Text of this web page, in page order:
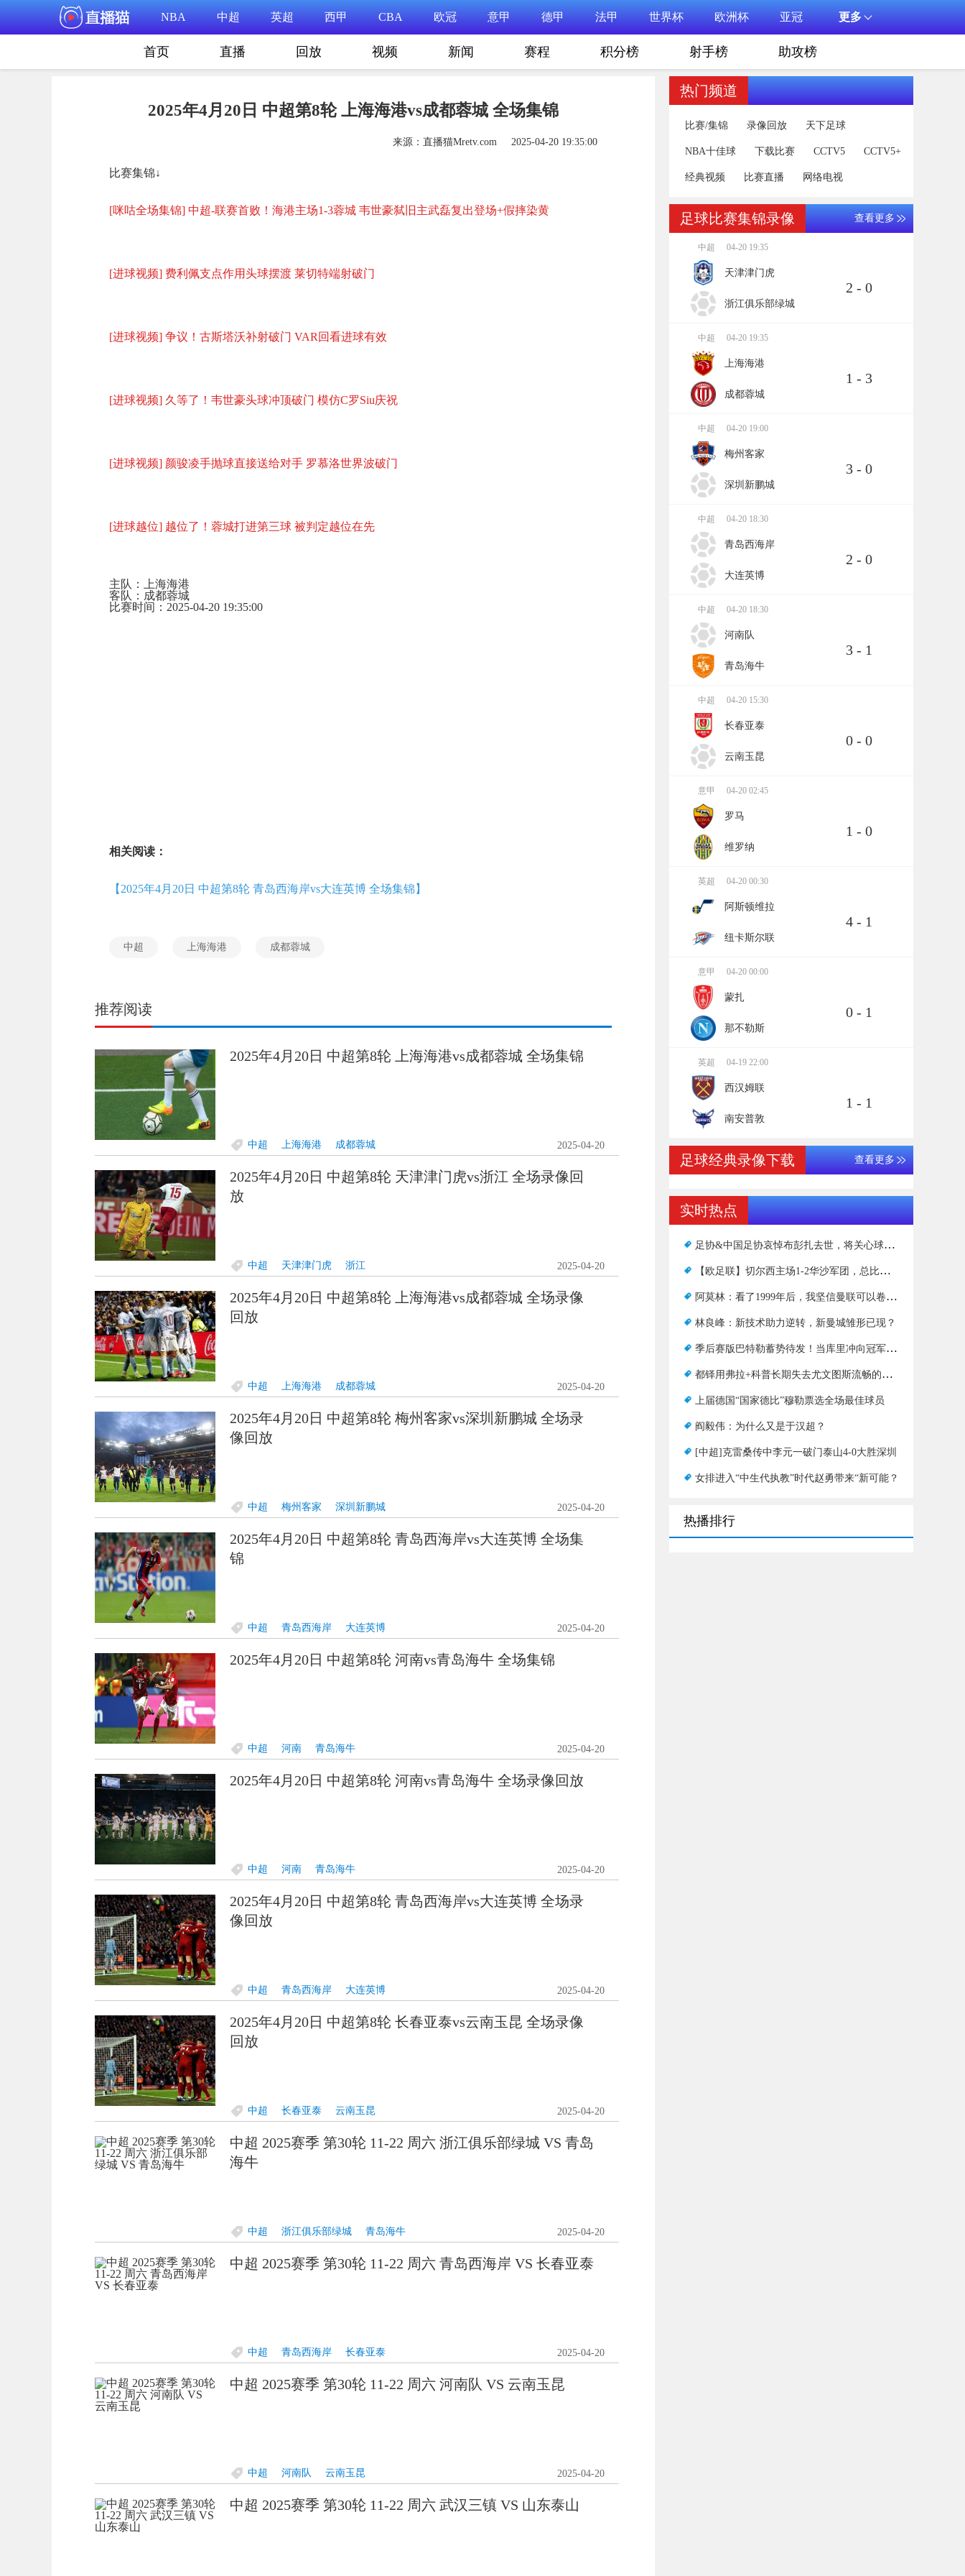
NBA 中超 英超 西甲 CBA 欧冠 意甲 德甲 法甲 世界杯 欧洲杯 亚冠 更多
首页 直播 回放 视频 新闻 赛程 积分榜 射手榜 助攻榜
2025年4月20日 中超第8轮 上海海港vs成都蓉城 全场集锦
来源：直播猫Mretv.com 2025-04-20 19:35:00
比赛集锦↓
[咪咕全场集锦] 中超-联赛首败！海港主场1-3蓉城 韦世豪弑旧主武磊复出登场+假摔染黄
[进球视频] 费利佩支点作用头球摆渡 莱切特端射破门
[进球视频] 争议！古斯塔沃补射破门 VAR回看进球有效
[进球视频] 久等了！韦世豪头球冲顶破门 模仿C罗Siu庆祝
[进球视频] 颜骏凌手抛球直接送给对手 罗慕洛世界波破门
[进球越位] 越位了！蓉城打进第三球 被判定越位在先
主队：上海海港
客队：成都蓉城
比赛时间：2025-04-20 19:35:00
相关阅读：
【2025年4月20日 中超第8轮 青岛西海岸vs大连英博 全场集锦】
中超 上海海港 成都蓉城
推荐阅读
2025年4月20日 中超第8轮 上海海港vs成都蓉城 全场集锦
中超 上海海港 成都蓉城 2025-04-20
2025年4月20日 中超第8轮 天津津门虎vs浙江 全场录像回
放
中超 天津津门虎 浙江 2025-04-20
2025年4月20日 中超第8轮 上海海港vs成都蓉城 全场录像
回放
中超 上海海港 成都蓉城 2025-04-20
2025年4月20日 中超第8轮 梅州客家vs深圳新鹏城 全场录
像回放
中超 梅州客家 深圳新鹏城 2025-04-20
2025年4月20日 中超第8轮 青岛西海岸vs大连英博 全场集
锦
中超 青岛西海岸 大连英博 2025-04-20
2025年4月20日 中超第8轮 河南vs青岛海牛 全场集锦
中超 河南 青岛海牛 2025-04-20
2025年4月20日 中超第8轮 河南vs青岛海牛 全场录像回放
中超 河南 青岛海牛 2025-04-20
2025年4月20日 中超第8轮 青岛西海岸vs大连英博 全场录
像回放
中超 青岛西海岸 大连英博 2025-04-20
2025年4月20日 中超第8轮 长春亚泰vs云南玉昆 全场录像
回放
中超 长春亚泰 云南玉昆 2025-04-20
中超 2025赛季 第30轮 11-22 周六 浙江俱乐部绿城 VS 青岛
海牛
中超 浙江俱乐部绿城 青岛海牛 2025-04-20
中超 2025赛季 第30轮 11-22 周六 青岛西海岸 VS 长春亚泰
中超 青岛西海岸 长春亚泰 2025-04-20
中超 2025赛季 第30轮 11-22 周六 河南队 VS 云南玉昆
中超 河南队 云南玉昆 2025-04-20
中超 2025赛季 第30轮 11-22 周六 武汉三镇 VS 山东泰山
热门频道
比赛/集锦 录像回放 天下足球
NBA十佳球 下载比赛 CCTV5 CCTV5+
经典视频 比赛直播 网络电视
足球比赛集锦录像 查看更多
中超 04-20 19:35
天津津门虎
浙江俱乐部绿城
2 - 0
中超 04-20 19:35
上海海港
成都蓉城
1 - 3
中超 04-20 19:00
梅州客家
深圳新鹏城
3 - 0
中超 04-20 18:30
青岛西海岸
大连英博
2 - 0
中超 04-20 18:30
河南队
青岛海牛
3 - 1
中超 04-20 15:30
长春亚泰
云南玉昆
0 - 0
意甲 04-20 02:45
罗马
维罗纳
1 - 0
英超 04-20 00:30
阿斯顿维拉
纽卡斯尔联
4 - 1
意甲 04-20 00:00
蒙扎
那不勒斯
0 - 1
英超 04-19 22:00
西汉姆联
南安普敦
1 - 1
足球经典录像下载 查看更多
实时热点
足协&中国足协哀悼布彭扎去世，将关心球员身心健康
【欧足联】切尔西主场1-2华沙军团，总比分4-2晋级四强
阿莫林：看了1999年后，我坚信曼联可以卷土重来，现在我正在全力以赴争取欧联杯
林良峰：新技术助力逆转，新曼城雏形已现？
季后赛版巴特勒蓄势待发！当库里冲向冠军时，他不怕与强敌作战
都铎用弗拉+科普长期失去尤文图斯流畅的进攻
上届德国“国家德比”穆勒票选全场最佳球员
阎毅伟：为什么又是于汉超？
[中超]克雷桑传中李元一破门泰山4-0大胜深圳
女排进入“中生代执教”时代赵勇带来“新可能？
热播排行